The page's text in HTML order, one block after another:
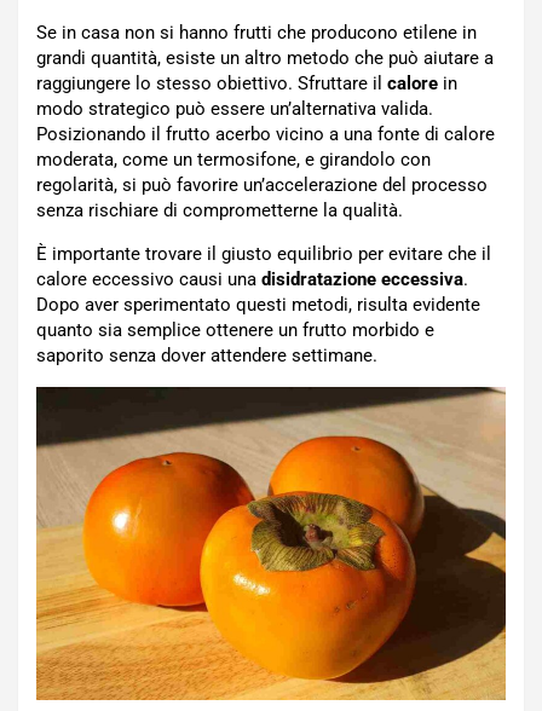
Se in casa non si hanno frutti che producono etilene in
grandi quantità, esiste un altro metodo che può aiutare a
raggiungere lo stesso obiettivo. Sfruttare il calore in
modo strategico può essere un’alternativa valida.
Posizionando il frutto acerbo vicino a una fonte di calore
moderata, come un termosifone, e girandolo con
regolarità, si può favorire un’accelerazione del processo
senza rischiare di comprometterne la qualità.
È importante trovare il giusto equilibrio per evitare che il
calore eccessivo causi una disidratazione eccessiva.
Dopo aver sperimentato questi metodi, risulta evidente
quanto sia semplice ottenere un frutto morbido e
saporito senza dover attendere settimane.